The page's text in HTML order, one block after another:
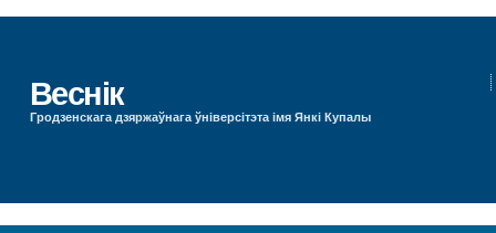
Веснік
Гродзенскага дзяржаўнага ўніверсітэта імя Янкі Купалы